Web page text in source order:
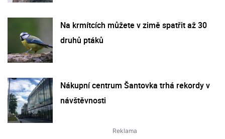
Na krmítcích můžete v zimě spatřit až 30
druhů ptáků
Nákupní centrum Šantovka trhá rekordy v
návštěvnosti